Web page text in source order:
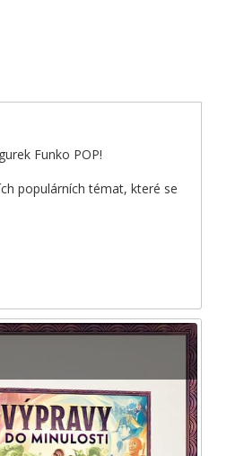
Funko POP!
populárních témat, které se